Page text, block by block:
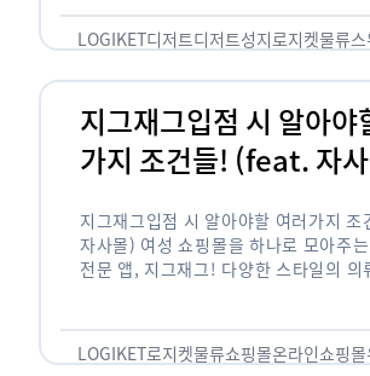
LOGIKET디저트디저트성지로지켓물류
지그재그입점 시 알아야
가지 조건들! (feat. 자
지그재그입점 시 알아야할 여러가지
자사몰) 여성 쇼핑몰을 하나로 모아주
전문 앱, 지그재그! 다양한 스타일의 의
LOGIKET로지켓물류쇼핑몰온라인쇼핑몰